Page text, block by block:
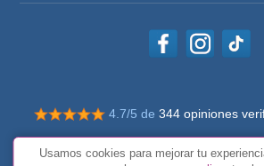
4.7/5 de 344 opiniones
© Todos los derechos
Usamos cookies para mejorar tu